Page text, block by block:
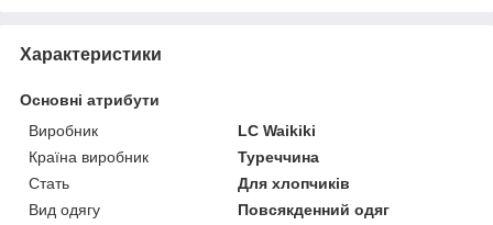
Характеристики
Основні атрибути
Виробник
LC Waikiki
Країна виробник
Туреччина
Стать
Для хлопчиків
Вид одягу
Повсякденний одяг